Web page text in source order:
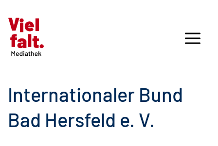
Internationaler Bund
Bad Hersfeld e. V.